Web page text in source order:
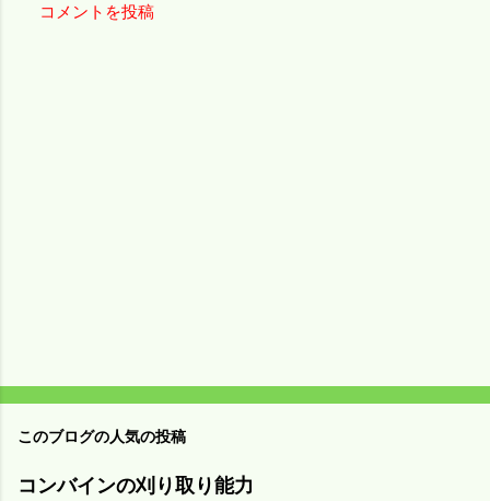
コメントを投稿
このブログの人気の投稿
コンバインの刈り取り能力